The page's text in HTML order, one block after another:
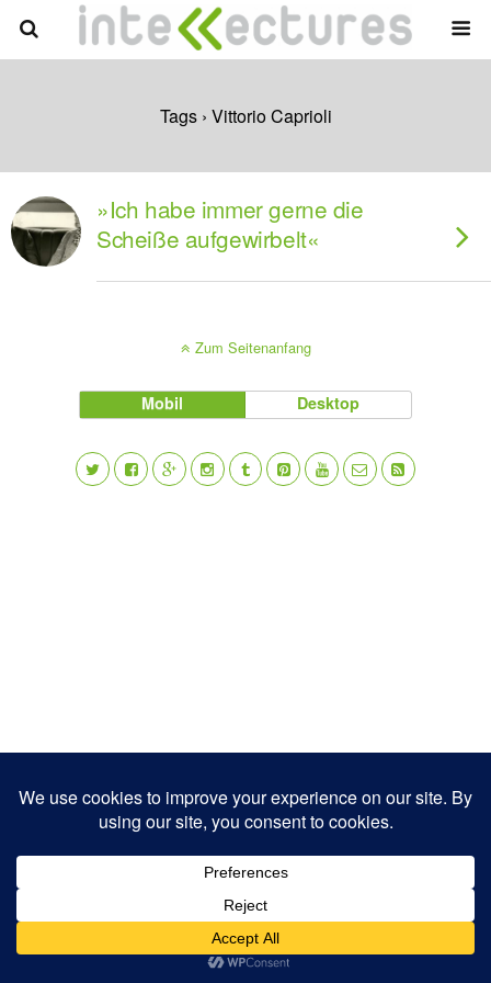
Tags › Vittorio Caprioli
»Ich habe immer gerne die
Scheiße aufgewirbelt«
Zum Seitenanfang
Mobil Desktop